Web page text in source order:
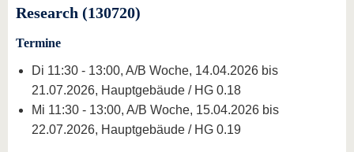
Research (130720)
Termine
Di 11:30 - 13:00, A/B Woche, 14.04.2026 bis
21.07.2026, Hauptgebäude / HG 0.18
Mi 11:30 - 13:00, A/B Woche, 15.04.2026 bis
22.07.2026, Hauptgebäude / HG 0.19